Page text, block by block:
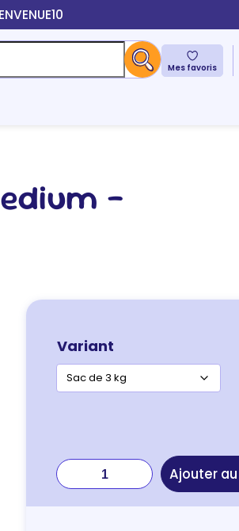
Mes favoris
–
Variant
quantité
de
Purina
Ajouter